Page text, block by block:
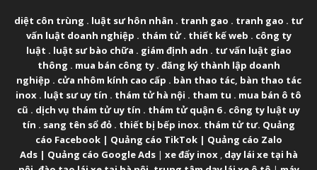
diệt côn trùng . luật sư hôn nhân . tranh gao . tranh gao . tư
vấn luật doanh nghiệp . thám tử. thiết kế web . công ty
luật . luật sư bào chữa . giám định adn . tư vấn luật giao
thông . mua bán công ty. đăng ký thành lập doanh
nghiệp . cửa nhôm kính cao cấp . bàn thao tác, bàn thao tác
inox . luật sư uy tín . thám tử hà nội . tham tu . mua bán ô tô
cũ . dịch vụ thám tử uy tín . thám tử quận 6. công ty luật uy
tín . sang tên sổ đỏ . thiết bị bếp inox. thám tử tư. Quảng
cáo Facebook| Quảng cáo TikTok| Quảng cáo Zalo
Ads| Quảng cáo Google Ads| xe đẩy inox, dạy lái xe tại hà